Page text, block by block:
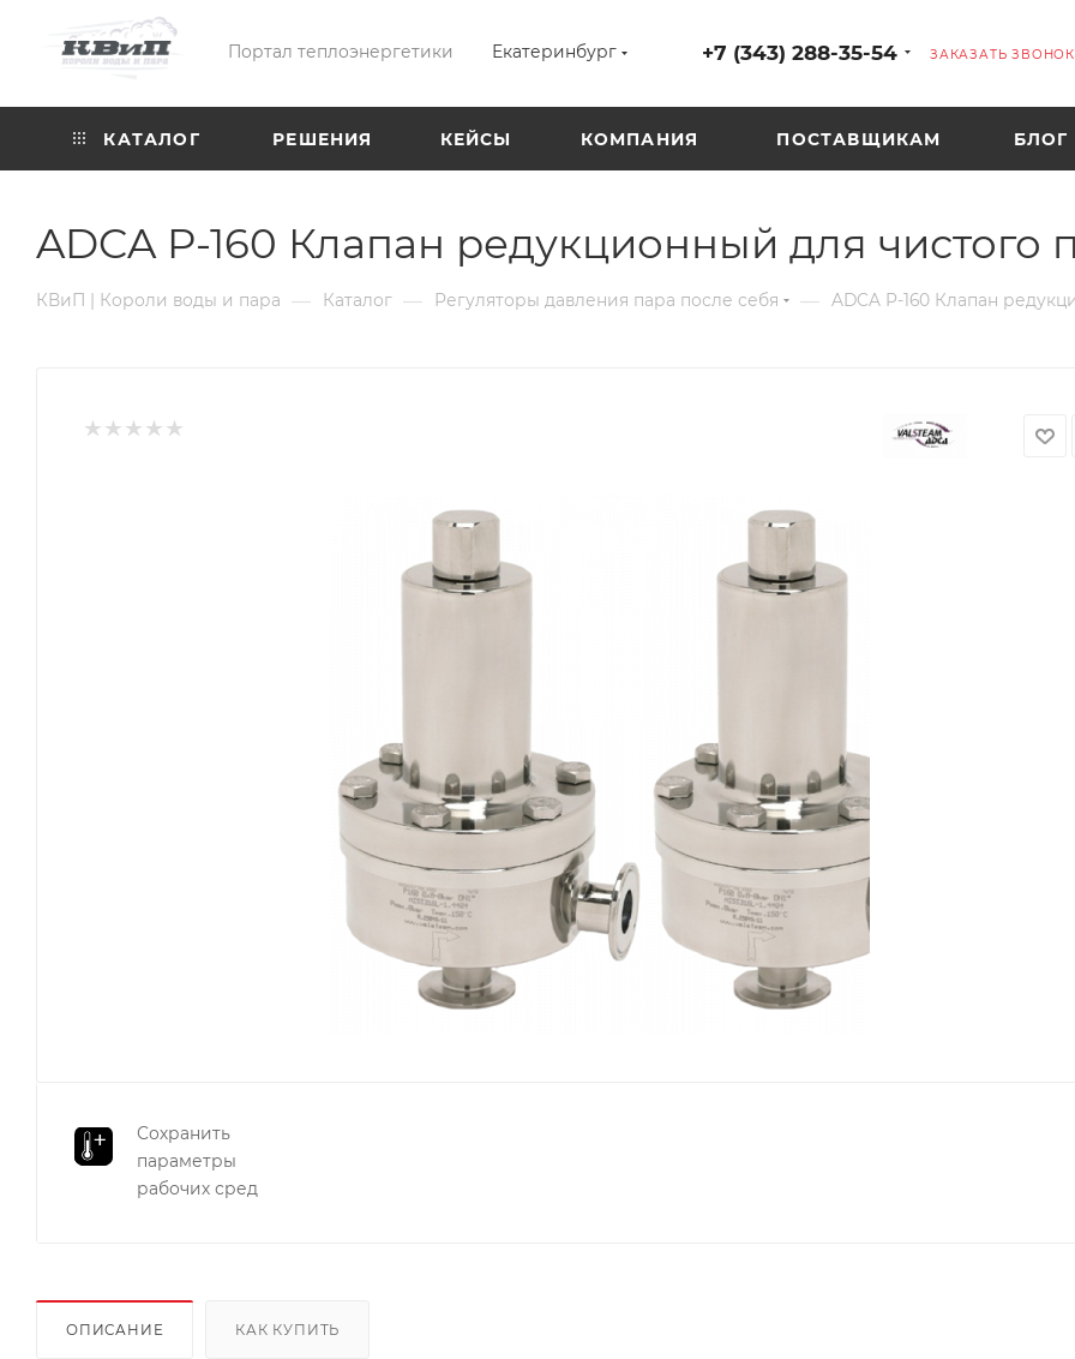
Портал теплоэнергетики Екатеринбург +7 (343) 288-35-54 ЗАКАЗАТЬ ЗВОНОК
КАТАЛОГ РЕШЕНИЯ КЕЙСЫ КОМПАНИЯ ПОСТАВЩИКАМ БЛОГ
ADCA P-160 Клапан редукционный для чистого
КВиП | Короли воды и пара — Каталог — Регуляторы давления пара после себя — ADCA P-160 Клапан
Сохранить
параметры
рабочих сред
ОПИСАНИЕ КАК КУПИТЬ